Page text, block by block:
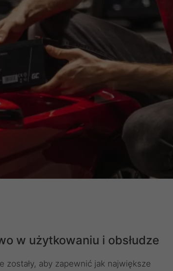
w użytkowaniu i obsłudze
aby zapewnić jak największe